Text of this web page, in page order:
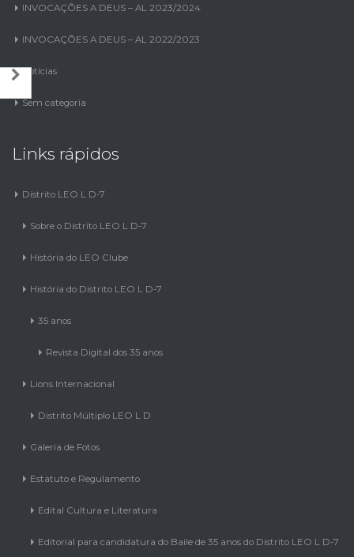
INVOCAÇÕES A DEUS – AL 2023/2024
INVOCAÇÕES A DEUS – AL 2022/2023
Notícias
Sem categoria
Links rápidos
Distrito LEO L D-7
Sobre o Distrito LEO L D-7
História do LEO Clube
História do Distrito LEO L D-7
35 anos
Revista Digital dos 35 anos
Lions Internacional
Distrito Múltiplo LEO L D
Galeria de Fotos
Estatuto e Regulamento
Edital Cultura e Literatura
Editorial para candidatura do Baile de 35 anos do Distrito LEO L D-7